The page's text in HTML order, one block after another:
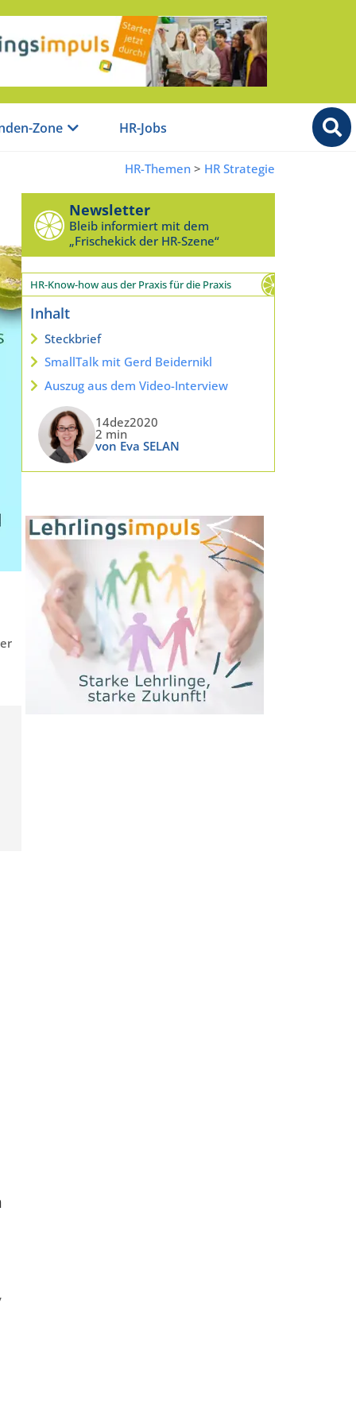
Zone HR-Jobs
HR-Themen > HR Strategie
Newsletter
Bleib informiert mit dem
„Frischekick der HR-Szene“
HR-Know-how aus der Praxis für die Praxis
Inhalt
Steckbrief
SmallTalk mit Gerd Beidernikl
Auszug aus dem Video-Interview
14dez2020
2 min
von Eva SELAN